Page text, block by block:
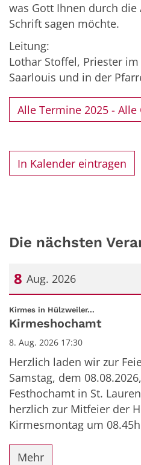
was Gott Ihnen durch die
Schrift sagen möchte.
Leitung:
Lothar Stoffel, Priester
Saarlouis und in der
Alle Termine 2025 - Alle
In Kalender eintragen
Die nächsten
8 Aug. 2026
Datum: 8. August 2026
Kirmes in Hülzweiler...
Kirmeshochamt
8. Aug. 2026 17:30
Herzlich laden wir zur
Samstag, dem
Festhochamt in St.
herzlich zur Mitfeier der
Kirmesmontag um
Mehr